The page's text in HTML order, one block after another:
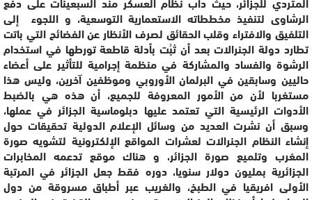
الرشاوى لتنفيذ مخططاته الاستعمارية التوسعية، و اللجوء إلى
التلفيق والافتراء وقلب الحقائق لصرف الأنظار عن الفضائح التي باتت
تطارد دولة الجنرالات بعد أن ثبُت بأدلة قاطعة تورطها في استخدام
الرشوة والفساد والمشاركة في منظمة إجرامية للتأثير على أعضاء
حاليين وسابقين في البرلمان الأوروبي وموظفين آخرين، وليس هذا
مستغربا لأن من الأمور المعروفة للجميع، أن هذه هي بالضبط
الأدوات الرئيسية التي تعتمد عليها دبلوماسية الجزائر في عملها،
وسبق أن نشرت العديد من وسائل الإعلام الدولية تحقيقات حول
إنشاء النظام الجنرالات لعشرات المواقع الإلكترونية لتشويه صورة
المغرب وتلميع صورة الجزائر، و هناك موقع تدعمه المخابرات
الجزائرية بمليون دولار سنويا، دوره فقط جعل الجزائر في المرتبة
الأولى افريقيا في الطبخ، والغريب عبر أطباق مسروقة من دول